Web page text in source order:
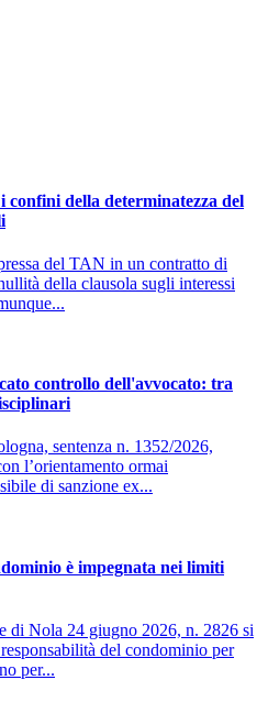
della determinatezza del
del TAN in un contratto di
della clausola sugli interessi
controllo dell'avvocato: tra
sentenza n. 1352/2026,
l’orientamento ormai
di sanzione ex...
è impegnata nei limiti
di Nola 24 giugno 2026, n. 2826 si
del condominio per
per...